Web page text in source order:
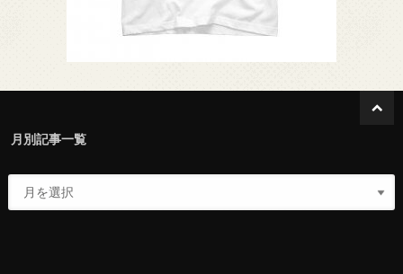
月別記事一覧